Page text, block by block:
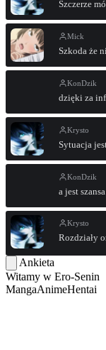
Szczerze
Mick
Szkoda że
KonDzik
dzięki za
Krysto
Sytuacja
KonDzik
a jest
Krysto
Rozdziały
Ankieta
Witamy w Ero-Senin
MangaAnimeHentai